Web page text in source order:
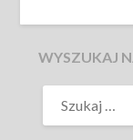
WYSZUKAJ